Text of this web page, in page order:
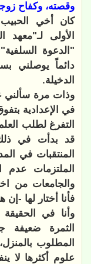
وقصته، وكفاح
كان أخي
الأولى لـ"معهد
دائماً يوصلني
الدخيلة.
وذات مرة سألني
في الإعدادية
التفرغ لطلب
قد بدأت في
المنتقبات في
الملتزمات
والجامعات من
فأنا أختار لها -
وأنا في
الثمرة ضعيفة
المطلوب
علوم أكثرها لا